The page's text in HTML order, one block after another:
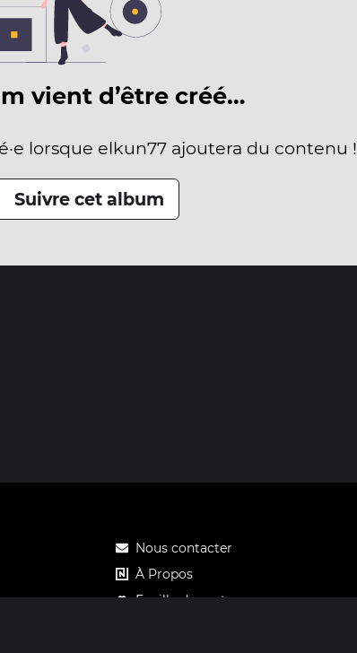
vient d’être créé…
lorsque elkun77 ajoutera du contenu !
Suivre cet album
Nous contacter
À Propos
Feuille de route